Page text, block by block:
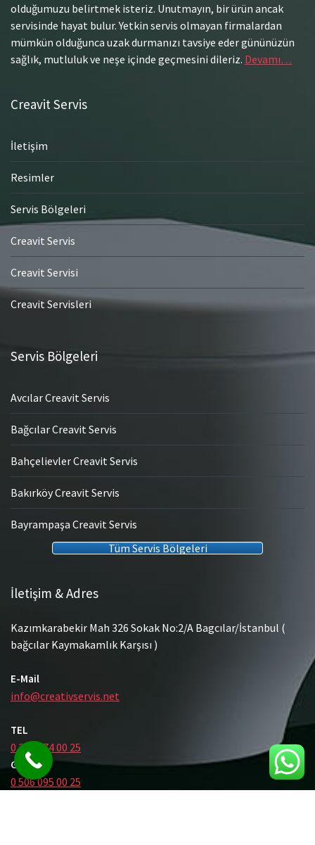
olduğumuzu belirtmek isteriz. Unutmayın, bir ürün ancak
servisinde hayat bulur. Yetkin servis olmayan firmalardan
mümkün olduğunca uzak durmanızı tavsiye eder gününüzün
sağlık, mutluluk ve neşe içinde geçmesini dileriz. Devamı…
Creavit Servis
İletişim
Resimler
Servis Bölgeleri
Creavit Servis
Creavit Servisi
Creavit Servisleri
Servis Bölgeleri
Avcılar Creavit Servis
Bağcılar Creavit Servis
Bahçelievler Creavit Servis
Bakırköy Creavit Servis
Bayrampaşa Creavit Servis
Tüm Servis Bölgeleri
İletişim & Adres
Kazımkarabekir Mah 326 Sokak No:2/A Bagcılar/İstanbul (
bağcılar Kaymakamlık Karşısı )
E-Mail
info@creativservis.net
TEL
0 212 474 00 25
GSM
0 506 095 00 25